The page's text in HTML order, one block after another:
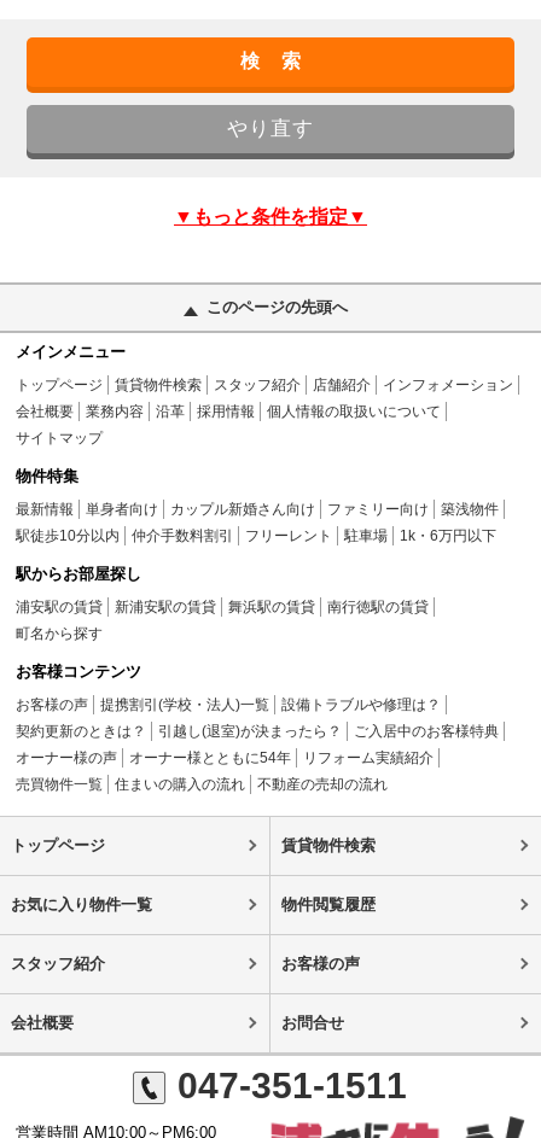
▼もっと条件を指定▼
このページの先頭へ
メインメニュー
トップページ 賃貸物件検索 スタッフ紹介 店舗紹介
インフォメーション
会社概要
業務内容 沿革 採用情報
個人情報の取扱いについて
サイトマップ
物件特集
最新情報 単身者向け カップル新婚さん向け ファミリー向け
築浅物件
駅徒歩10分以内
仲介手数料割引 フリーレント 駐車場 1k・6万円以下
駅からお部屋探し
浦安駅の賃貸 新浦安駅の賃貸 舞浜駅の賃貸
南行徳駅の賃貸
町名から探す
お客様コンテンツ
お客様の声 提携割引(学校・法人)一覧
設備トラブルや修理は？
契約更新のときは？
引越し(退室)が決まったら？
ご入居中のお客様特典
オーナー様の声
オーナー様とともに54年
リフォーム実績紹介
売買物件一覧
住まいの購入の流れ 不動産の売却の流れ
トップページ 賃貸物件検索
お気に入り物件一覧 物件閲覧履歴
スタッフ紹介 お客様の声
会社概要 お問合せ
047-351-1511
営業時間 AM10:00～PM6:00